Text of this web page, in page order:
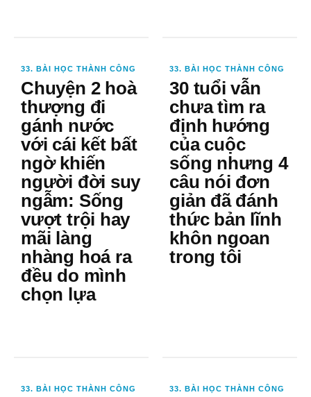
33. BÀI HỌC THÀNH CÔNG
Chuyện 2 hoà
thượng đi
gánh nước
với cái kết bất
ngờ khiến
người đời suy
ngẫm: Sống
vượt trội hay
mãi làng
nhàng hoá ra
đều do mình
chọn lựa
33. BÀI HỌC THÀNH CÔNG
30 tuổi vẫn
chưa tìm ra
định hướng
của cuộc
sống nhưng 4
câu nói đơn
giản đã đánh
thức bản lĩnh
khôn ngoan
trong tôi
33. BÀI HỌC THÀNH CÔNG 33. BÀI HỌC THÀNH CÔNG